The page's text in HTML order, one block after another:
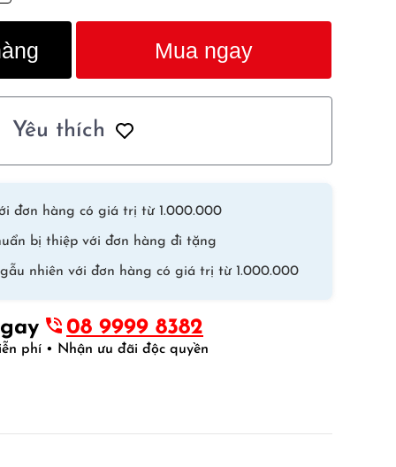
Mua ngay
Yêu thích
đơn hàng có giá trị từ 1.000.000
bị thiệp với đơn hàng đi tặng
nhiên với đơn hàng có giá trị từ 1.000.000
08 9999 8382
phí • Nhận ưu đãi độc quyền